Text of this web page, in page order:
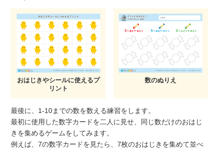
おはじきやシールに使えるプ
リント
数のぬりえ
最後に、1-10までの数を数える練習をします。
最初に使用した数字カードを二人に見せ、同じ数だけのおはじ
きを集めるゲームをしてみます。
例えば、7の数字カードを見たら、7枚のおはじきを集めて並べ